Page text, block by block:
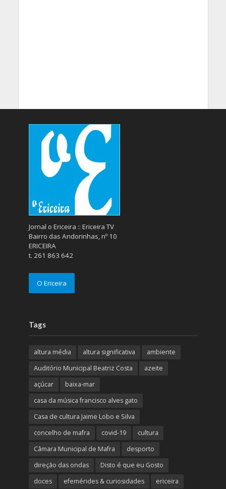
Jornal o Ericeira :: Ericeira TV
Bairro das Andorinhas, nº 10
ERICEIRA
t. 261 863 642
O Ericeira
Tags
altura média altura significativa
ambiente
Auditório Municipal Beatriz Costa
azeite
açúcar
baixa-mar
casa da música francisco alves gato
Casa de cultura Jaime Lobo e Silva
concelho de mafra
covid-19
cultura
Câmara Municipal de Mafra
desporto
direção das ondas
Disto é que eu Gosto
doces
efemérides & curiosidades ericeira